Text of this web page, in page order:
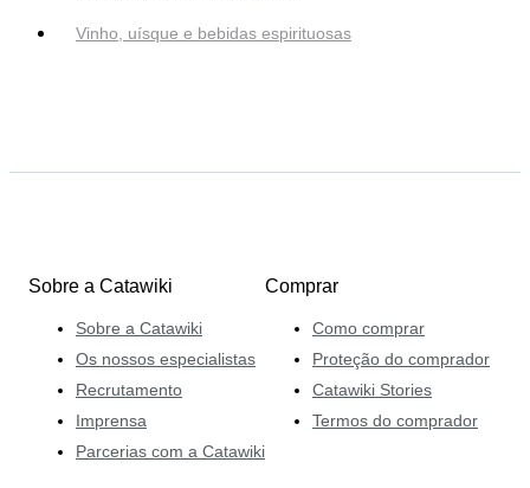
Vinho, uísque e bebidas espirituosas
Sobre a Catawiki
Sobre a Catawiki
Os nossos especialistas
Recrutamento
Imprensa
Parcerias com a Catawiki
Comprar
Como comprar
Proteção do comprador
Catawiki Stories
Termos do comprador